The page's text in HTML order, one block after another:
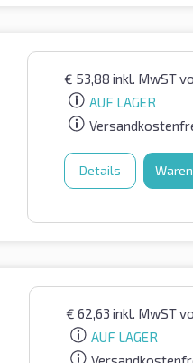
€ 53,88 inkl. MwST
AUF LAGER
Details
€ 62,63 inkl. MwST
AUF LAGER